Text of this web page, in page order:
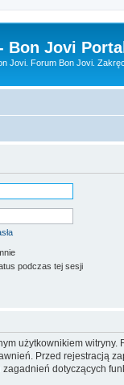
Bon Jovi Portal
Jovi. Forum Bon Jovi.
podczas tej sesji
użytkownikiem
Przed rejestracją
dotyczących